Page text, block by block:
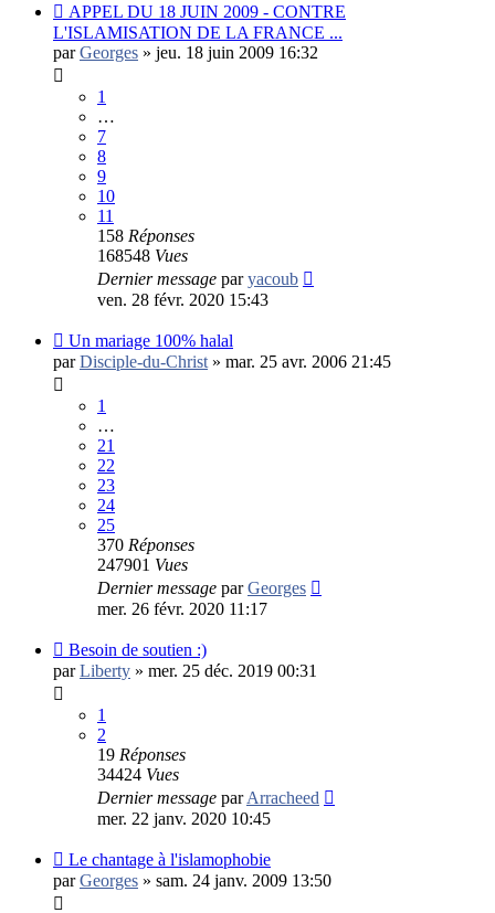
APPEL DU 18 JUIN 2009 - CONTRE
L'ISLAMISATION DE LA FRANCE ...
parGeorges » jeu. 18 juin 2009 16:32
1
…
7
8
9
10
11
158 Réponses
168548 Vues
Dernier message paryacoub
ven. 28 févr. 2020 15:43
Un mariage 100% halal
parDisciple-du-Christ » mar. 25 avr. 2006 21:45
1
…
21
22
23
24
25
370 Réponses
247901 Vues
Dernier message parGeorges
mer. 26 févr. 2020 11:17
Besoin de soutien :)
parLiberty » mer. 25 déc. 2019 00:31
1
2
19 Réponses
34424 Vues
Dernier message parArracheed
mer. 22 janv. 2020 10:45
Le chantage à l'islamophobie
parGeorges » sam. 24 janv. 2009 13:50